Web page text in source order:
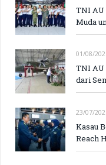
TNI AU
Muda
01/08/
TNI AU
dari
23/07/
Kasau
Reach